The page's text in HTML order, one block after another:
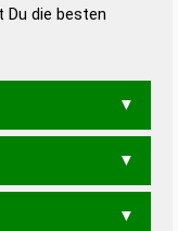
Du die besten